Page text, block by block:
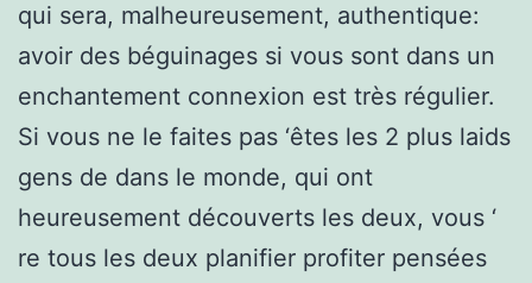
qui sera, malheureusement, authentique:
avoir des béguinages si vous sont dans un
enchantement connexion est très régulier.
Si vous ne le faites pas ‘êtes les 2 plus laids
gens de dans le monde, qui ont
heureusement découverts les deux, vous ‘
re tous les deux planifier profiter pensées